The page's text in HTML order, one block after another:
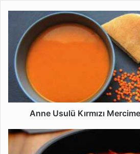
Kırmızı
Mercimek
Çorbası
Tarifi
Anne Usulü Kırmızı
Ev
Usulü